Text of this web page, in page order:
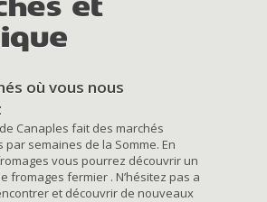
où vous nous
Canaples fait des marchés
semaines de la Somme. En
vous pourrez découvrir un
fromages fermier . N’hésitez pas a
et découvrir de nouveaux